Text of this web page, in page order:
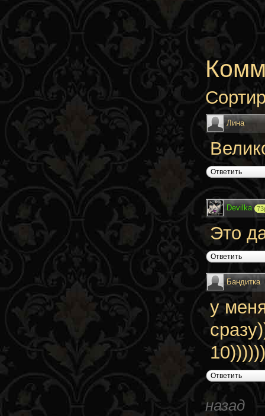
Лина
Ответить
Devilka
Это
Ответить
Бандитка
у
Ответить
назад